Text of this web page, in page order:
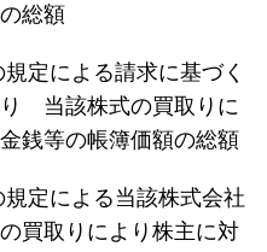
総額
定による請求に基づく
当該株式の買取りに
銭等の帳簿価額の総額
定による当該株式会社
買取りにより株主に対